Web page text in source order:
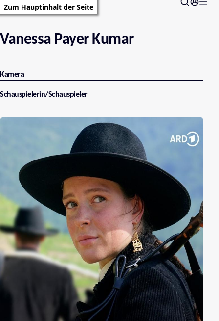
Zum Hauptinhalt der Seite
Vanessa Payer Kumar
Kamera
Schauspielerin/Schauspieler